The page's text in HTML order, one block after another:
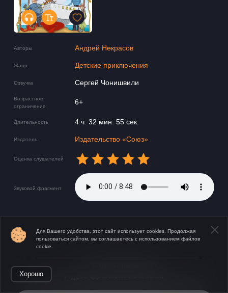
Авторы Андрей Некрасов
Жанр Детские приключения
Озвучка Сергей Чонишвили
Возрастное
ограничение
6+
Длительность 4 ч. 32 мин. 55 сек.
Издатель Издательство «Союз»
Оценка слушателей
Звуковой фрагмент
:
Для Вашего удобства, этот сайт использует cookies. Продолжая
пользоваться сайтом, вы соглашаетесь с использованием файлов
cookie.
Хорошо